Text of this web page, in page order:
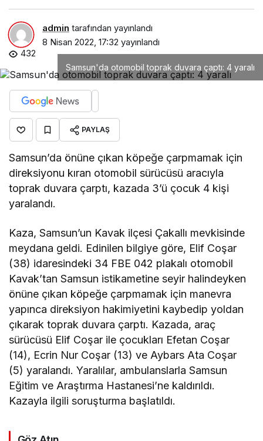
admin tarafından yayınlandı
8 Nisan 2022, 17:32 yayınlandı
432
Samsun'da otomobil toprak duvara çaptı: 4 yaralı
PAYLAŞ
Samsun’da önüne çıkan köpeğe çarpmamak için
direksiyonu kıran otomobil sürücüsü aracıyla
toprak duvara çarptı, kazada 3’ü çocuk 4 kişi
yaralandı.
Kaza, Samsun’un Kavak ilçesi Çakallı mevkisinde
meydana geldi. Edinilen bilgiye göre, Elif Coşar
(38) idaresindeki 34 FBE 042 plakalı otomobil
Kavak’tan Samsun istikametine seyir halindeyken
önüne çıkan köpeğe çarpmamak için manevra
yapınca direksiyon hakimiyetini kaybedip yoldan
çıkarak toprak duvara çarptı. Kazada, araç
sürücüsü Elif Coşar ile çocukları Efetan Coşar
(14), Ecrin Nur Coşar (13) ve Aybars Ata Coşar
(5) yaralandı. Yaralılar, ambulanslarla Samsun
Eğitim ve Araştırma Hastanesi’ne kaldırıldı.
Kazayla ilgili soruşturma başlatıldı.